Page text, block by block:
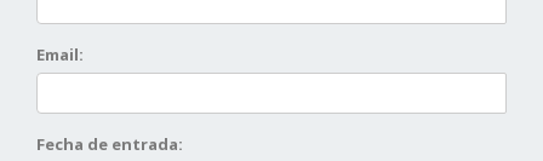
Email:
Fecha de entrada: